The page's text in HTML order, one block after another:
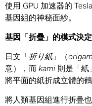
使用 GPU 加速器的
基因組的神秘面紗。
基因「折疊」的模式決
日文「折り紙」（
意），而 kami 則是「紙
將平面的紙折成立體的鶴
將人類基因組進行折疊